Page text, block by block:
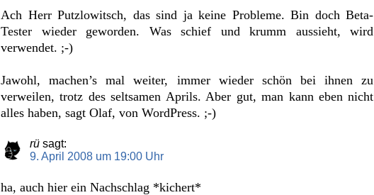
Ach Herr Putzlowitsch, das sind ja keine Probleme. Bin doch Beta-
Tester wieder geworden. Was schief und krumm aussieht, wird
verwendet. ;-)
Jawohl, machen’s mal weiter, immer wieder schön bei ihnen zu
verweilen, trotz des seltsamen Aprils. Aber gut, man kann eben nicht
alles haben, sagt Olaf, von WordPress. ;-)
rü sagt:
9. April 2008 um 19:00 Uhr
ha, auch hier ein Nachschlag *kichert*